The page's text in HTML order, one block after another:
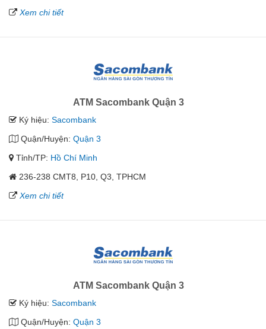
Xem chi tiết
ATM Sacombank Quận 3
Ký hiệu: Sacombank
Quận/Huyện: Quận 3
Tỉnh/TP: Hồ Chí Minh
236-238 CMT8, P10, Q3, TPHCM
Xem chi tiết
ATM Sacombank Quận 3
Ký hiệu: Sacombank
Quận/Huyện: Quận 3